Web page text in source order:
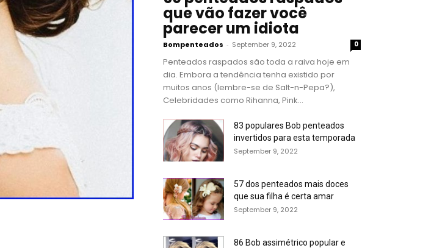
que vão fazer você
parecer um idiota
Bompenteados - September 9, 2022 0
Penteados raspados são toda a raiva hoje em
dia. Embora a tendência tenha existido por
muitos anos (lembre-se de Salt-n-Pepa?),
Celebridades como Rihanna, Pink...
83 populares Bob penteados
invertidos para esta temporada
September 9, 2022
57 dos penteados mais doces
que sua filha é certa amar
September 9, 2022
86 Bob assimétrico popular e